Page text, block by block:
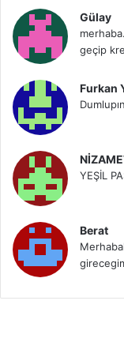
Gülay
geçip
Furkan
YEŞİL
Berat